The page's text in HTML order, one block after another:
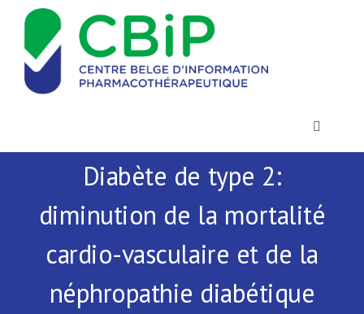
Passer
contenu
Toggle
Publications
Diabète de type 2:
diminution de la mortalité
cardio-vasculaire et de la
néphropathie diabétique